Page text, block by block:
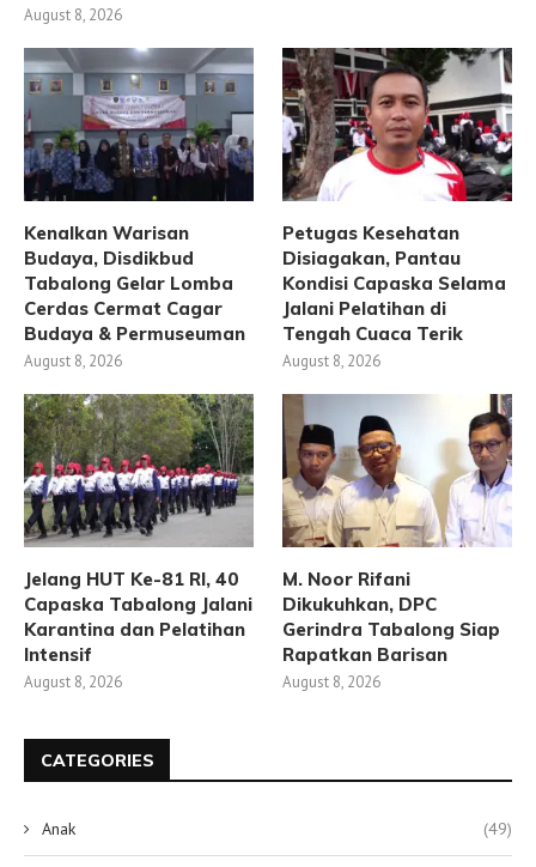
August 8, 2026
Kenalkan Warisan
Budaya, Disdikbud
Tabalong Gelar Lomba
Cerdas Cermat Cagar
Budaya & Permuseuman
August 8, 2026
Petugas Kesehatan
Disiagakan, Pantau
Kondisi Capaska Selama
Jalani Pelatihan di
Tengah Cuaca Terik
August 8, 2026
Jelang HUT Ke-81 RI, 40
Capaska Tabalong Jalani
Karantina dan Pelatihan
Intensif
August 8, 2026
M. Noor Rifani
Dikukuhkan, DPC
Gerindra Tabalong Siap
Rapatkan Barisan
August 8, 2026
CATEGORIES
Anak (49)